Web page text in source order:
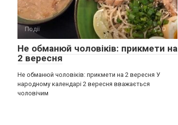
Події 0
Не обманюй чоловіків: прикмети на
2 вересня
Не обманюй чоловіків: прикмети на 2 вересня У
народному календарі 2 вересня вважається
чоловічим